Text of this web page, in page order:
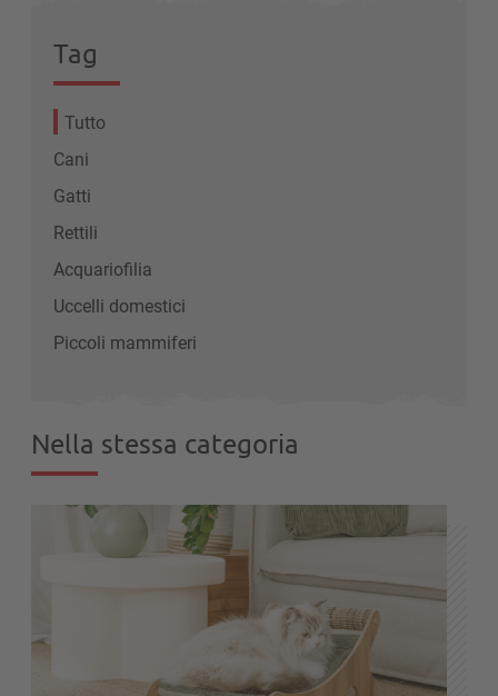
Tag
Tutto
Cani
Gatti
Rettili
Acquariofilia
Uccelli domestici
Piccoli mammiferi
Nella stessa categoria